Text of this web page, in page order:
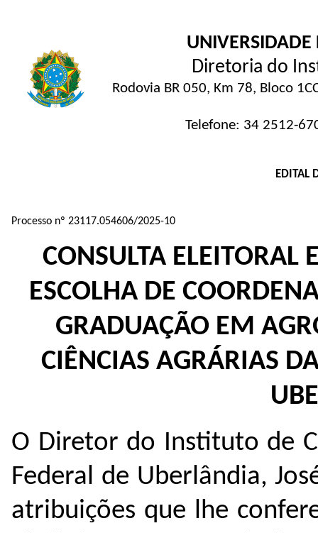
UNIVERSIDADE
Diretoria do
Rodovia BR 050, Km 78, Bloco
Telefone: 34 2512-
EDITAL
Processo nº 23117.054606/2025-10
CONSULTA ELEITORAL
ESCOLHA DE
GRADUAÇÃO EM
CIÊNCIAS AGRÁRIAS
O Diretor do Instituto de
Federal de Uberlândia,
atribuições que lhe